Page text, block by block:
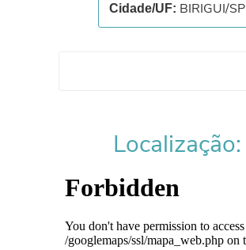
Cidade/UF: BIRIGUI/SP
Localização: